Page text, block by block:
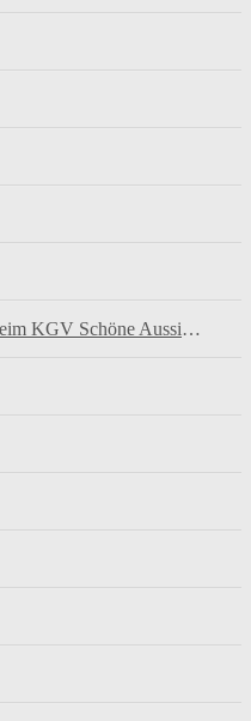
Herzlich Willkommen beim KGV Schöne Aussicht e.V.